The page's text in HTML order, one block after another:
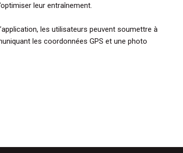
leur entraînement.
les utilisateurs peuvent soumettre à
les coordonnées GPS et une photo